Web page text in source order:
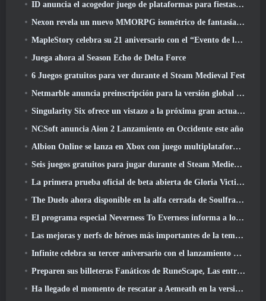
ID anuncia el acogedor juego de plataformas para fiestas Totopia durante la exhibición de Xbox, Comienza el reclutamiento Beta
Nexon revela un nuevo MMORPG isométrico de fantasía oscura, Brasas de los sin corona
MapleStory celebra su 21 aniversario con el “Evento de la Universidad Maple”
Juega ahora al Season Echo de Delta Force
6 Juegos gratuitos para ver durante el Steam Medieval Fest
Netmarble anuncia preinscripción para la versión global del MMORPG de ciencia ficción RF Online Next
Singularity Six ofrece un vistazo a la próxima gran actualización de Palia The Royal Highlands
NCSoft anuncia Aion 2 Lanzamiento en Occidente este año
Albion Online se lanza en Xbox con juego multiplataforma completo
Seis juegos gratuitos para jugar durante el Steam Medieval Fest
La primera prueba oficial de beta abierta de Gloria Victis comienza hoy
The Duelo ahora disponible en la alfa cerrada de Soulframe
El programa especial Neverness To Everness informa a los jugadores qué esperar en los lanzamientos
Las mejoras y nerfs de héroes más importantes de la temporada 7.5
Infinite celebra su tercer aniversario con el lanzamiento de Lunaria SS12 hoy
Preparen sus billeteras Fanáticos de RuneScape, Las entradas para RuneFest están a punto de salir a la venta
Ha llegado el momento de rescatar a Aemeath en la versión de Wuthering Waves 3.3 Actualizar